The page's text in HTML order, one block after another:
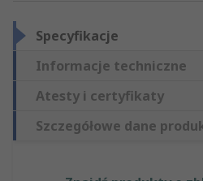
Specyfikacje
Informacje techniczne
Atesty i certyfikaty
Szczegółowe dane